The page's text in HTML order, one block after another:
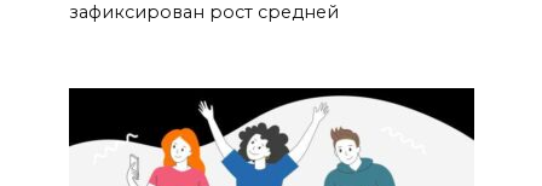
зафиксирован рост средней